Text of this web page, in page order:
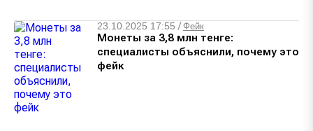
23.10.2025 17:55 /Фейк
Монеты за 3,8 млн тенге:
специалисты объяснили, почему это
фейк